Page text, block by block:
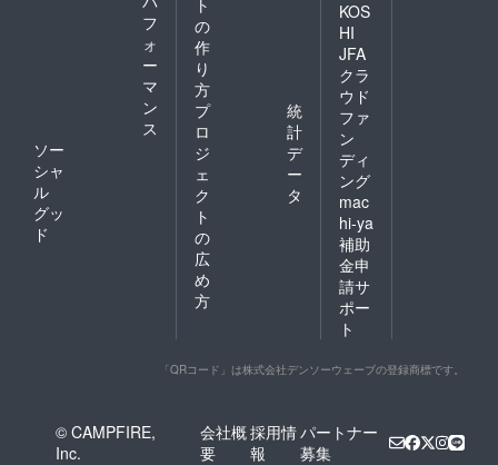
フ
ォ
ー
マ
ン
ス
ソー
シャ
ル
グッ
ド
の
作
り
方
プ
ロ
ジ
ェ
ク
ト
の
広
め
方
統
計
デ
ー
タ
KOS
HI
JFA
クラ
ウド
ファ
ン
ディ
ング
mac
hi-ya
補助
金申
請サ
ポー
ト
「QRコード」は株式会社デンソーウェーブの登録商標です。
© CAMPFIRE,
Inc.
会社概
要
採用情
報
パートナー
募集